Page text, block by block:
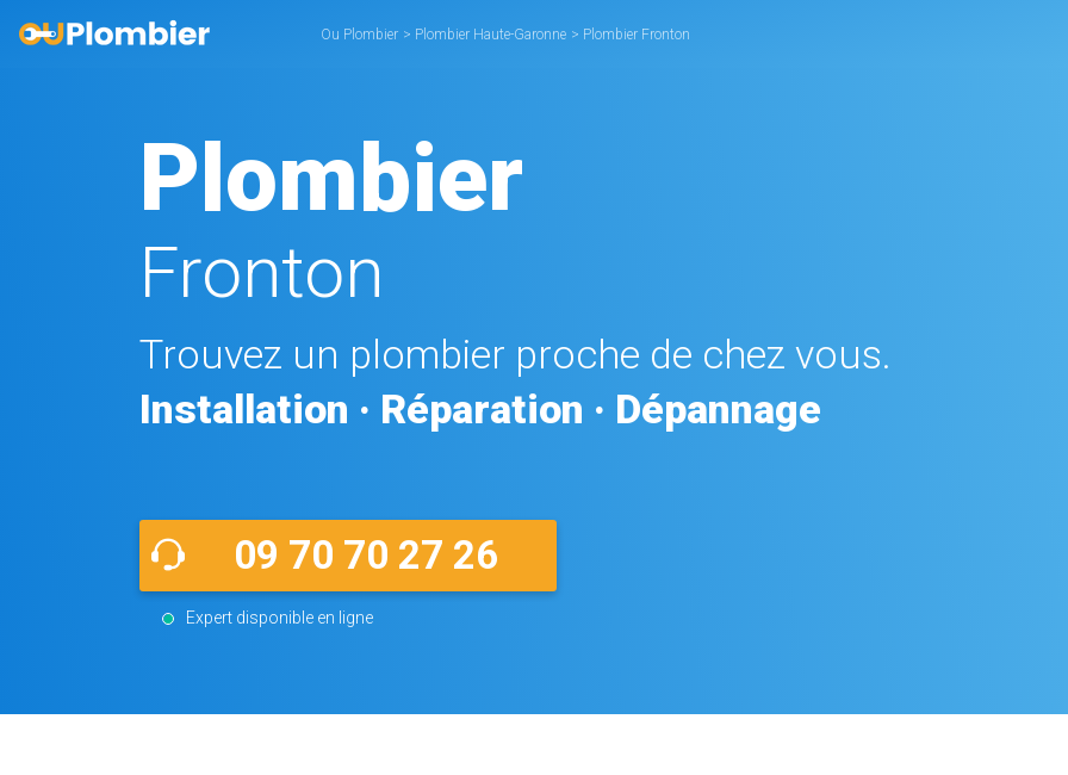
Ou Plombier > Plombier Haute-Garonne > Plombier Fronton
Plombier
Fronton
Trouvez un plombier proche de chez vous.
Installation · Réparation · Dépannage
09 70 70 27 26
Expert disponible en ligne